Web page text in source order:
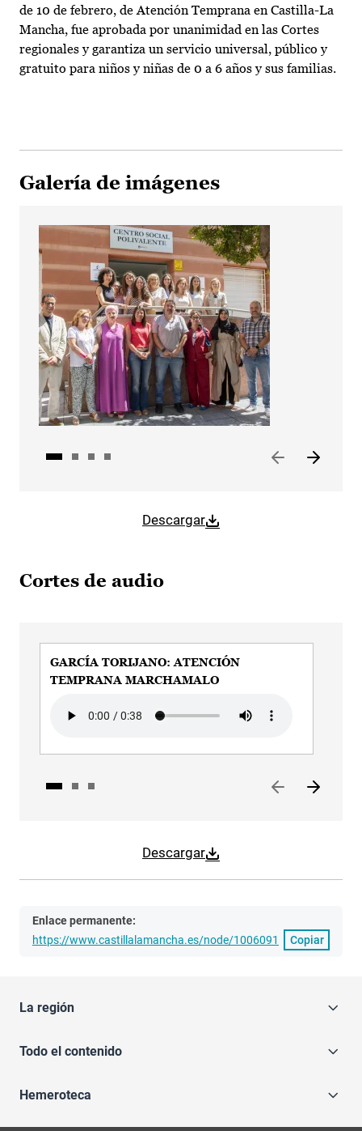
de 10 de febrero, de Atención Temprana en Castilla-La
Mancha, fue aprobada por unanimidad en las Cortes
regionales y garantiza un servicio universal, público y
gratuito para niños y niñas de 0 a 6 años y sus familias.
Galería de imágenes
Descargar
Cortes de audio
Descargar
GARCÍA TORIJANO: ATENCIÓN
TEMPRANA MARCHAMALO
Enlace permanente:
https://www.castillalamancha.es/node/1006091
Copiar
La región
Todo el contenido
Hemeroteca